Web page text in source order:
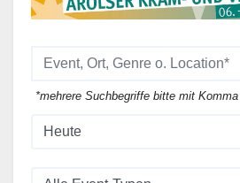
*mehrere Suchbegriffe bitte mit